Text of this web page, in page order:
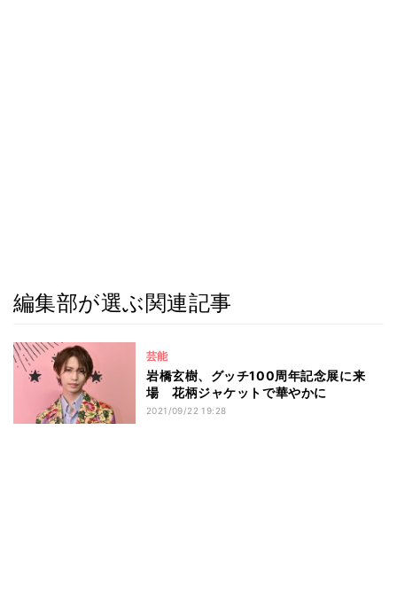
編集部が選ぶ関連記事
芸能
岩橋玄樹、グッチ100周年記念展に来
場 花柄ジャケットで華やかに
2021/09/22 19:28